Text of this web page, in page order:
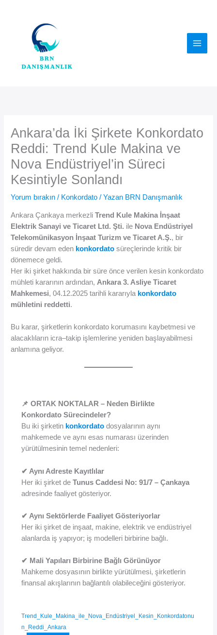
Ankara’da İki Şirkete Konkordato
Reddi: Trend Kule Makina ve
Nova Endüstriyel’in Süreci
Kesintiyle Sonlandı
Yorum bırakın / Konkordato / Yazan BRN Danışmanlık
Ankara Çankaya merkezliTrend Kule Makina İnşaat
Elektrik Sanayi ve Ticaret Ltd. Şti. ile Nova Endüstriyel
Telekomünikasyon İnşaat Turizm ve Ticaret A.Ş., bir
süredir devam eden konkordatosüreçlerinde kritik bir
dönemece geldi.
Her iki şirket hakkında bir süre önce verilen kesin konkordato
mühleti kararının ardından, Ankara 3. Asliye Ticaret
Mahkemesi, 04.12.2025 tarihli kararıyla konkordato
mühletini reddetti.
Bu karar, şirketlerin konkordato korumasını kaybetmesi ve
alacaklıların icra–takip işlemlerine yeniden başlayabilmesi
anlamına geliyor.
📌 ORTAK NOKTALAR – Neden Birlikte
Konkordato Sürecindeler?
Bu iki şirketin konkordatodosyalarının aynı
mahkemede ve aynı esas numarası üzerinden
yürütülmesinin temel nedenleri:
✔ Aynı Adreste Kayıtlılar
Her iki şirket deTunus Caddesi No: 91/7 – Çankaya
adresinde faaliyet gösteriyor.
✔ Aynı Sektörlerde Faaliyet Gösteriyorlar
Her iki şirket de inşaat, makine, elektrik ve endüstriyel
alanlarda iş yapıyor; iş modelleri birbirine bağlı.
✔ Mali Yapıları Birbirine Bağlı Görünüyor
Mahkeme dosyasının birlikte yürütülmesi, şirketlerin
finansal akışlarının bağlantılı olabileceğini gösteriyor.
Trend_Kule_Makina_ile_Nova_Endüstriyel_Kesin_Konkordatonu
n_Reddi_Ankara